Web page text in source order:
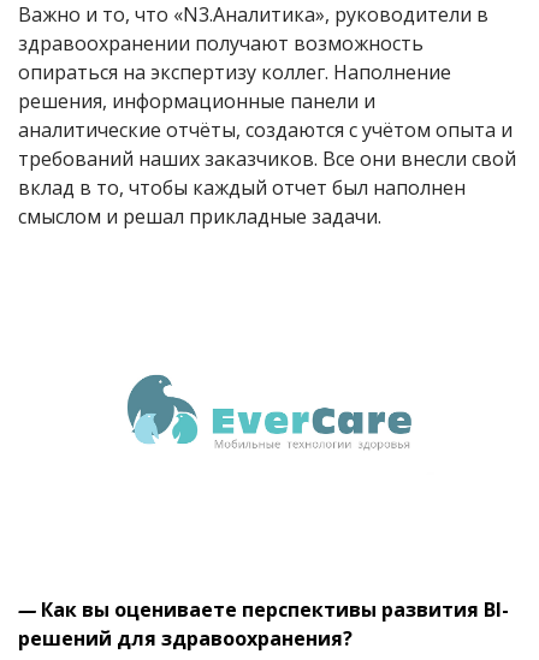
Важно и то, что «N3.Аналитика», руководители в
здравоохранении получают возможность
опираться на экспертизу коллег. Наполнение
решения, информационные панели и
аналитические отчёты, создаются с учётом опыта и
требований наших заказчиков. Все они внесли свой
вклад в то, чтобы каждый отчет был наполнен
смыслом и решал прикладные задачи.
— Как вы оцениваете перспективы развития BI-
решений для здравоохранения?